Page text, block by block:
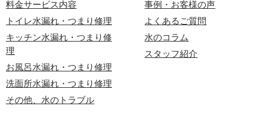
料金サービス内容
トイレ水漏れ・つまり修理
キッチン水漏れ・つまり修
理
お風呂水漏れ・つまり修理
洗面所水漏れ・つまり修理
その他、水のトラブル
事例・お客様の声
よくあるご質問
水のコラム
スタッフ紹介